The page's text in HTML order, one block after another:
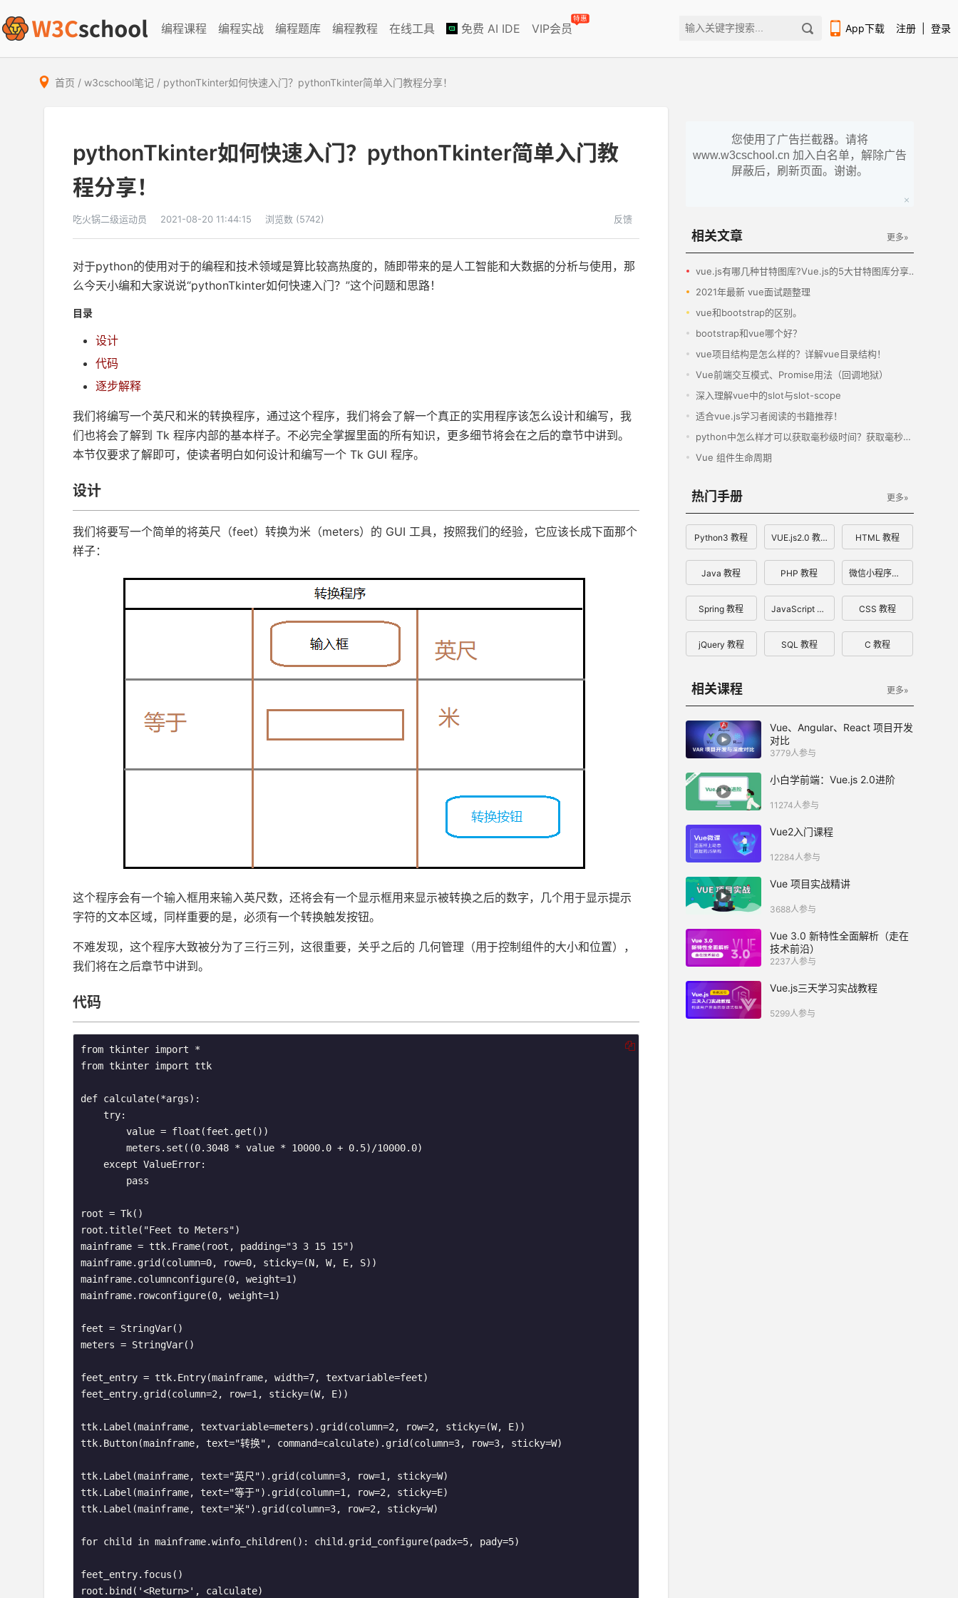
编程课程 编程实战 编程题库 编程教程 在线工具 免费 AI IDE VIP会员
特惠
App下载
扫码下载编程狮APP
注册 登录
首页 / w3cschool笔记 / pythonTkinter如何快速入门？pythonTkinter简单入门教程分享！
pythonTkinter如何快速入门？pythonTkinter简单入门教
程分享！
吃火锅二级运动员 2021-08-20 11:44:15 浏览数 (5742) 反馈
对于python的使用对于的编程和技术领域是算比较高热度的，随即带来的是人工智能和大数据的分析与使用，那
么今天小编和大家说说“pythonTkinter如何快速入门？”这个问题和思路！
目录
设计
代码
逐步解释
我们将编写一个英尺和米的转换程序，通过这个程序，我们将会了解一个真正的实用程序该怎么设计和编写，我
们也将会了解到 Tk 程序内部的基本样子。不必完全掌握里面的所有知识，更多细节将会在之后的章节中讲到。
本节仅要求了解即可，使读者明白如何设计和编写一个 Tk GUI 程序。
设计
我们将要写一个简单的将英尺（feet）转换为米（me­ters）的 GUI 工具，按照我们的经验，它应该长成下面那个
样子：
这个程序会有一个输入框用来输入英尺数，还将会有一个显示框用来显示被转换之后的数字，几个用于显示提示
字符的文本区域，同样重要的是，必须有一个转换触发按钮。
不难发现，这个程序大致被分为了三行三列，这很重要，关乎之后的 几何管理（用于控制组件的大小和位置），
我们将在之后章节中讲到。
代码
from tkinter import *
from tkinter import ttk
def calculate(*args):
    try:
        value = float(feet.get())
        meters.set((0.3048 * value * 10000.0 + 0.5)/10000.0)
    except ValueError:
        pass
root = Tk()
root.title("Feet to Meters")
mainframe = ttk.Frame(root, padding="3 3 15 15")
mainframe.grid(column=0, row=0, sticky=(N, W, E, S))
mainframe.columnconfigure(0, weight=1)
mainframe.rowconfigure(0, weight=1)
feet = StringVar()
meters = StringVar()
feet_entry = ttk.Entry(mainframe, width=7, textvariable=feet)
feet_entry.grid(column=2, row=1, sticky=(W, E))
ttk.Label(mainframe, textvariable=meters).grid(column=2, row=2, sticky=(W, E))
ttk.Button(mainframe, text="转换", command=calculate).grid(column=3, row=3, sticky=W)
ttk.Label(mainframe, text="英尺").grid(column=3, row=1, sticky=W)
ttk.Label(mainframe, text="等于").grid(column=1, row=2, sticky=E)
ttk.Label(mainframe, text="米").grid(column=3, row=2, sticky=W)
for child in mainframe.winfo_children(): child.grid_configure(padx=5, pady=5)
feet_entry.focus()
root.bind('<Return>', calculate)
您使用了广告拦截器。请将
www.w3cschool.cn 加入白名单，解除广告
屏蔽后，刷新页面。谢谢。
相关文章 更多»
vue.js有哪几种甘特图库?Vue.js的5大甘特图库分享！
2021年最新 vue面试题整理
vue和bootstrap的区别。
bootstrap和vue哪个好？
vue项目结构是怎么样的？详解vue目录结构！
Vue前端交互模式、Promise用法（回调地狱）
深入理解vue中的slot与slot-scope
适合vue.js学习者阅读的书籍推荐！
python中怎么样才可以获取毫秒级时间？获取毫秒级时间方法分享！
Vue 组件生命周期
热门手册 更多»
Python3 教程 VUE.js2.0 教程 HTML 教程
Java 教程 PHP 教程 微信小程序开发文档
Spring 教程 JavaScript 教程 CSS 教程
jQuery 教程 SQL 教程 C 教程
相关课程 更多»
Vue、Angular、React 项目开发
对比
3779人参与
小白学前端：Vue.js 2.0进阶
11274人参与
Vue2入门课程
12284人参与
Vue 项目实战精讲
3688人参与
Vue 3.0 新特性全面解析（走在
技术前沿）
2237人参与
Vue.js三天学习实战教程
5299人参与